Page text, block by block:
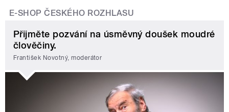
E-SHOP ČESKÉHO ROZHLASU
Přijměte pozvání na úsměvný doušek moudré
člověčiny.
František Novotný, moderátor